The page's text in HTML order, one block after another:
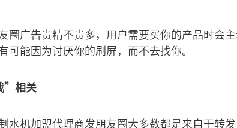
圈广告贵精不贵多，用户需要买你的产品时会
可能因为讨厌你的刷屏，而不去找你。
”相关
水机加盟代理商发朋友圈大多数都是来自于转